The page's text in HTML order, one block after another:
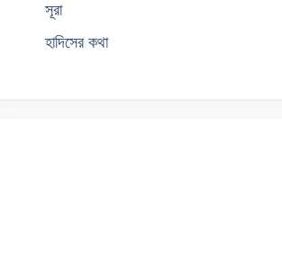
সূরা
হাদিসের কথা